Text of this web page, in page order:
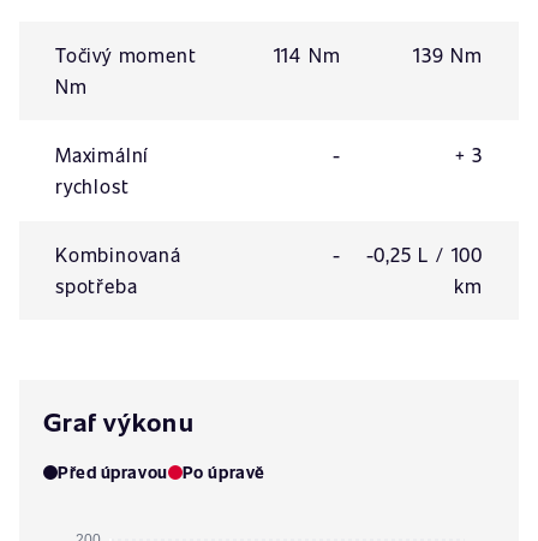
Točivý moment
Nm
114 Nm 139 Nm
Maximální
rychlost
- + 3
Kombinovaná
spotřeba
-
-0,25 L / 100
km
Graf výkonu
Před úpravou Po úpravě